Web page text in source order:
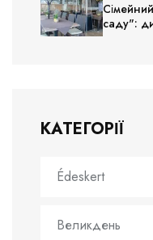
саду":
КАТЕГОРІЇ
Édeskert
Великдень